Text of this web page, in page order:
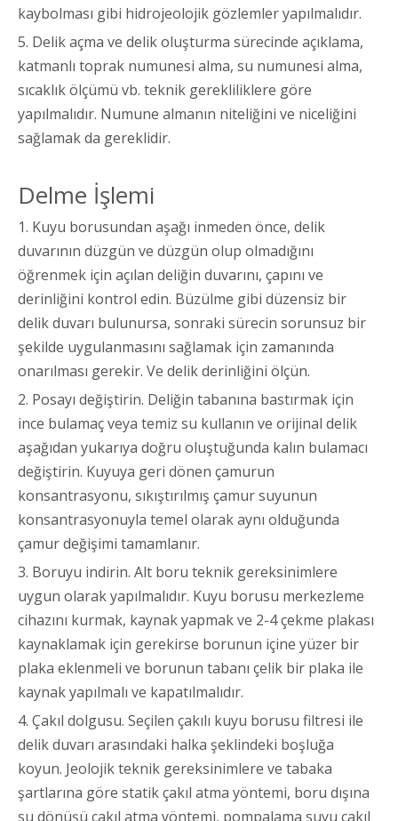
kaybolması gibi hidrojeolojik gözlemler yapılmalıdır.
5. Delik açma ve delik oluşturma sürecinde açıklama,
katmanlı toprak numunesi alma, su numunesi alma,
sıcaklık ölçümü vb. teknik gerekliliklere göre
yapılmalıdır. Numune almanın niteliğini ve niceliğini
sağlamak da gereklidir.
Delme İşlemi
1. Kuyu borusundan aşağı inmeden önce, delik
duvarının düzgün ve düzgün olup olmadığını
öğrenmek için açılan deliğin duvarını, çapını ve
derinliğini kontrol edin. Büzülme gibi düzensiz bir
delik duvarı bulunursa, sonraki sürecin sorunsuz bir
şekilde uygulanmasını sağlamak için zamanında
onarılması gerekir. Ve delik derinliğini ölçün.
2. Posayı değiştirin. Deliğin tabanına bastırmak için
ince bulamaç veya temiz su kullanın ve orijinal delik
aşağıdan yukarıya doğru oluştuğunda kalın bulamacı
değiştirin. Kuyuya geri dönen çamurun
konsantrasyonu, sıkıştırılmış çamur suyunun
konsantrasyonuyla temel olarak aynı olduğunda
çamur değişimi tamamlanır.
3. Boruyu indirin. Alt boru teknik gereksinimlere
uygun olarak yapılmalıdır. Kuyu borusu merkezleme
cihazını kurmak, kaynak yapmak ve 2-4 çekme plakası
kaynaklamak için gerekirse borunun içine yüzer bir
plaka eklenmeli ve borunun tabanı çelik bir plaka ile
kaynak yapılmalı ve kapatılmalıdır.
4. Çakıl dolgusu. Seçilen çakılı kuyu borusu filtresi ile
delik duvarı arasındaki halka şeklindeki boşluğa
koyun. Jeolojik teknik gereksinimlere ve tabaka
şartlarına göre statik çakıl atma yöntemi, boru dışına
su dönüşü çakıl atma yöntemi, pompalama suyu çakıl